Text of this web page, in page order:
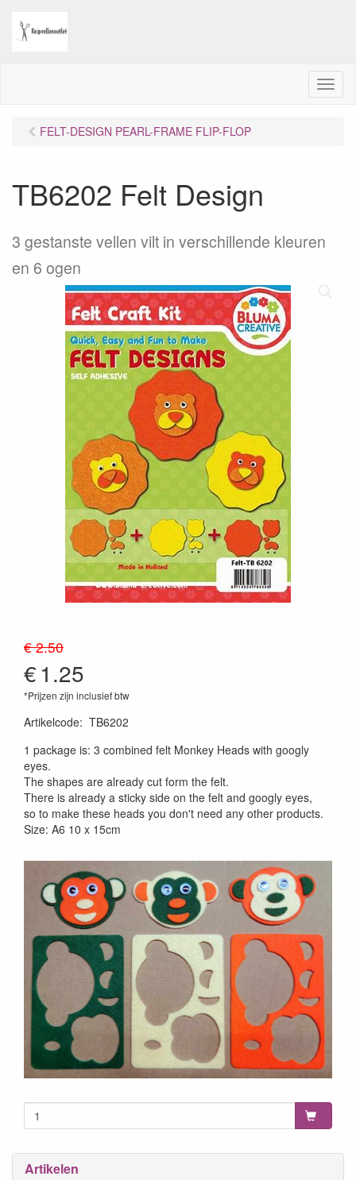
M
e
FELT-DESIGN PEARL-FRAME FLIP-FLOP
TB6202 Felt Design
3 gestanste vellen vilt in verschillende kleuren
en 6 ogen
€ 2.50
€1.25
*Prijzen zijn inclusief btw
Artikelcode: TB6202
1 package is: 3 combined felt Monkey Heads with googly
eyes.
The shapes are already cut form the felt.
There is already a sticky side on the felt and googly eyes,
so to make these heads you don't need any other products.
Size: A6 10 x 15cm
Artikelen